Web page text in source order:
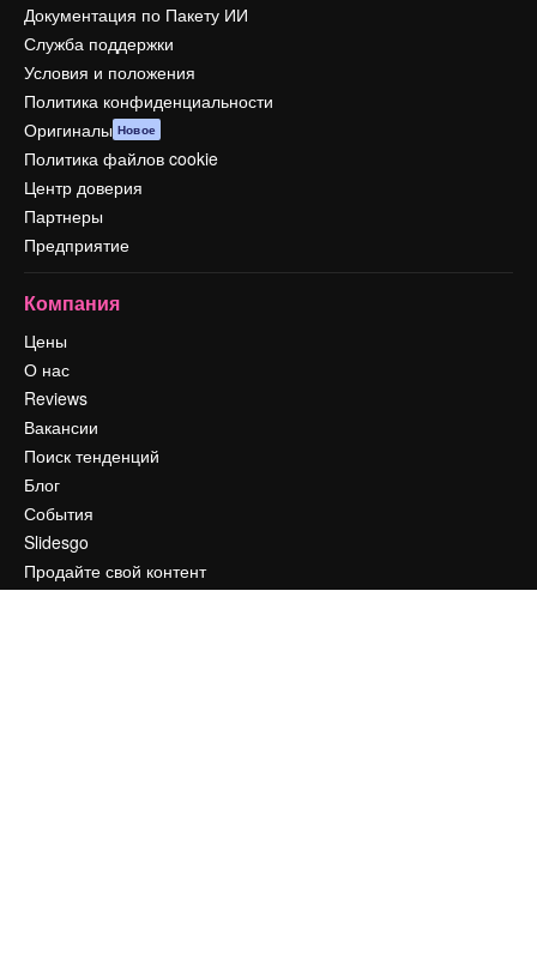
Документация по Пакету ИИ
Служба поддержки
Условия и положения
Политика конфиденциальности
Оригиналы Новое
Политика файлов cookie
Центр доверия
Партнеры
Предприятие
Компания
Цены
О нас
Reviews
Вакансии
Поиск тенденций
Блог
События
Slidesgo
Продайте свой контент